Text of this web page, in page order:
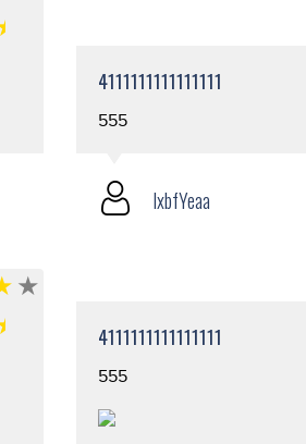
4111111111111111
555
lxbfYeaa
4111111111111111
555